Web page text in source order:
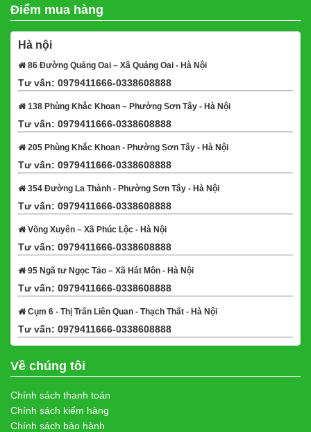
Điểm mua hàng
Hà nội
86 Đường Quảng Oai – Xã Quảng Oai - Hà Nội
Tư vấn: 0979411666-0338608888
138 Phùng Khắc Khoan – Phường Sơn Tây - Hà Nội
Tư vấn: 0979411666-0338608888
205 Phùng Khắc Khoan - Phường Sơn Tây - Hà Nội
Tư vấn: 0979411666-0338608888
354 Đường La Thành - Phường Sơn Tây - Hà Nội
Tư vấn: 0979411666-0338608888
Võng Xuyên – Xã Phúc Lộc - Hà Nội
Tư vấn: 0979411666-0338608888
95 Ngã tư Ngọc Tảo – Xã Hát Môn - Hà Nội
Tư vấn: 0979411666-0338608888
Cụm 6 - Thị Trấn Liên Quan - Thạch Thất - Hà Nội
Tư vấn: 0979411666-0338608888
Về chúng tôi
Chính sách thanh toán
Chính sách kiểm hàng
Chính sách bảo hành